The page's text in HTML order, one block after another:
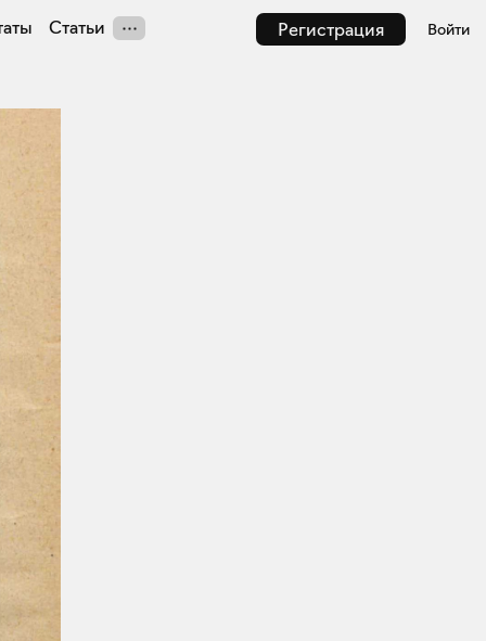
Регистрация Войти
Статьи